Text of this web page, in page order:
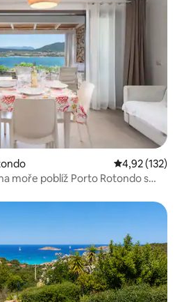
Průměrné
4,92 (132)
moře poblíž Porto Rotondo s